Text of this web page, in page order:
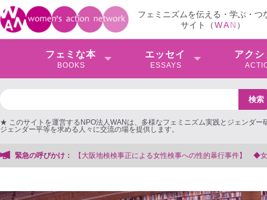
フェミニズムを伝える・学ぶ・つ
サイト（WAN ）
フェミな本
BOOKS
エッセイ
ESSAYS
アクシ
★ このサイトを運営するNPO法人WANは、多様なフェミニズム実践とジェンダー
ジェンダー平等を求める人々に交流の場を提供します。
緊急の呼びかけ：
的暴行事件】 ◆女性検事を支援する会事務局